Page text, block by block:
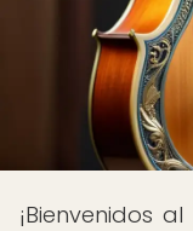
¡Bienvenidos al